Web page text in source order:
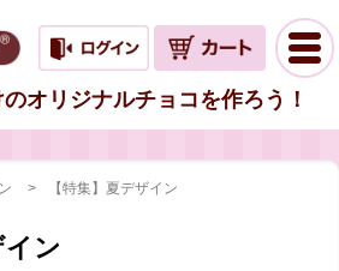
オリジナルチョコを作ろう！
【特集】夏デザイン
イン